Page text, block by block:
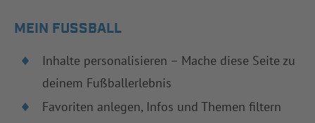
MEIN FUSSBALL
Inhalte personalisieren – Mache diese Seite zu
deinem Fußballerlebnis
Favoriten anlegen, Infos und Themen filtern